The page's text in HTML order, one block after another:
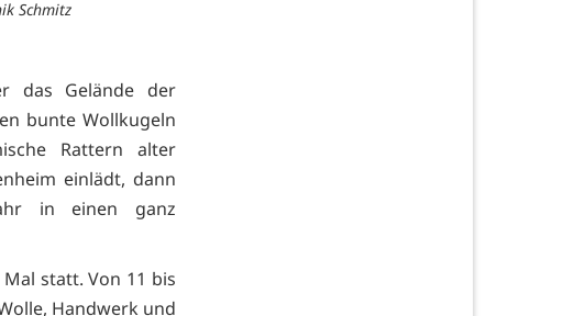
Schmitz
das Gelände der
bunte Wollkugeln
Rattern alter
einlädt, dann
in einen ganz
statt. Von 11 bis
Handwerk und